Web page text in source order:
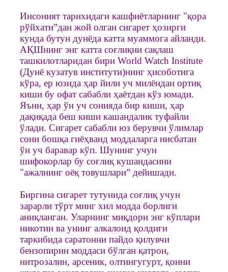
Инсоният тарихидаги кашфиётларнинг "қора
рўйхати”дан жой олган сигарет ҳозирги
кунда бутун дунёда катта муаммога айланди.
АҚШнинг энг катта соғлиқни сақлаш
ташкилотларидан бири World Watch Institute
(Дунё кузатув институти)нинг ҳисоботига
кўра, ер юзида ҳар йили уч милёндан ортиқ
киши бу офат сабабли ҳаётдан кўз юмади.
Яъни, ҳар ўн уч сонияда бир киши, ҳар
дақиқада беш киши кашандалик туфайли
ўлади. Сигарет сабабли юз берувчи ўлимлар
сони бошқа гиёҳванд моддаларга нисбатан
ўн уч баравар кўп. Шунинг учун
шифокорлар бу соғлиқ кушандасини
"ажалнинг оёқ товушлари” дейишади.
Биргина сигарет тутунида соғлиқ учун
зарарли тўрт минг хил модда борлиги
аниқланган. Уларнинг миқдори энг кўплари
никотин ва унинг алкалоид қолдиғи
таркибида саратонни пайдо қилувчи
бензопирин моддаси бўлган қатрон,
нитрозалин, арсеник, олтингугурт, қонни